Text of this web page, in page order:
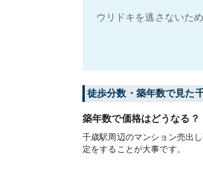
ウリドキを逃さないた
徒歩分数・築年数で見た
築年数で価格はどうなる？
千歳駅周辺のマンション売出
定をすることが大事です。